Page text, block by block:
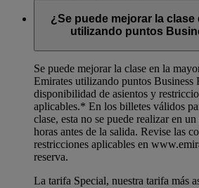
¿Se puede mejorar la
utilizando puntos
Se puede mejorar la clase en la
Emirates utilizando puntos Business
disponibilidad de asientos y
aplicables.* En los billetes válidos
clase, esta no se puede realizar en
horas antes de la salida. Revise las
restricciones aplicables en
reserva.
La tarifa Special, nuestra tarifa más